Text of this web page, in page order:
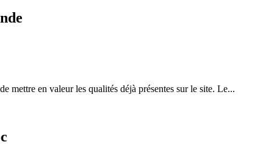
mettre en valeur les qualités déjà présentes sur le site. Le...